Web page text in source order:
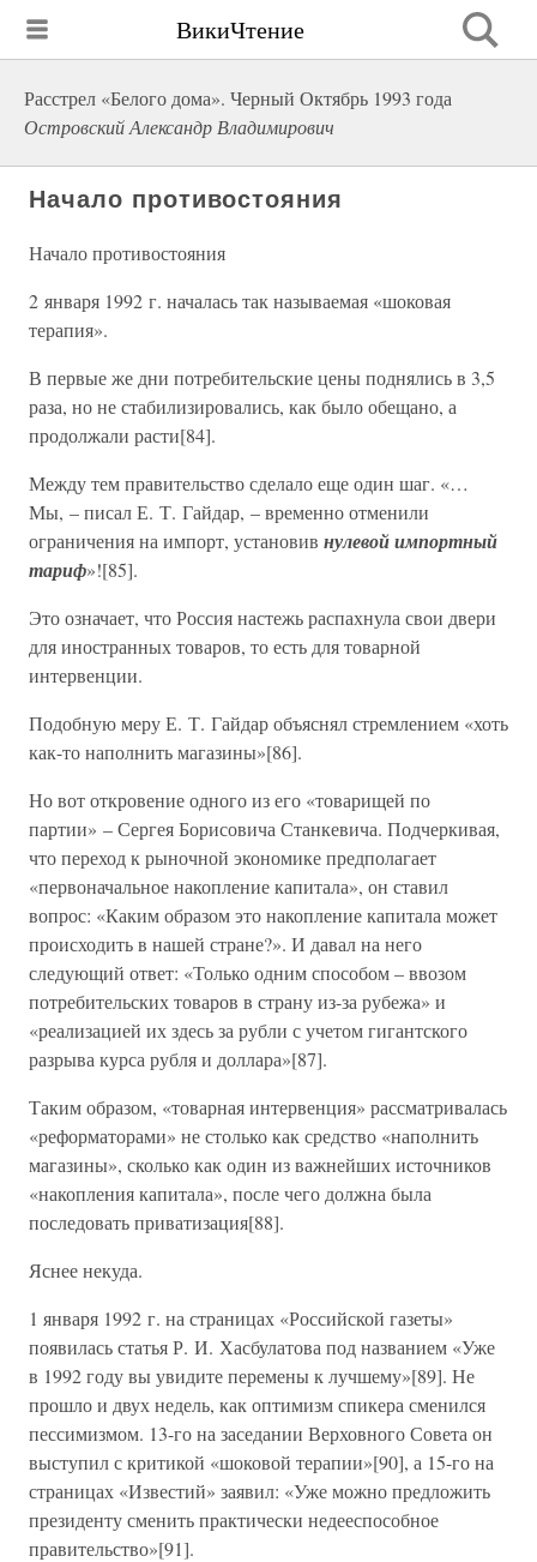
ВикиЧтение
Расстрел «Белого дома». Черный Октябрь 1993 года
Островский Александр Владимирович
Начало противостояния
Начало противостояния
2 января 1992 г. началась так называемая «шоковая
терапия».
В первые же дни потребительские цены поднялись в 3,5
раза, но не стабилизировались, как было обещано, а
продолжали расти[84].
Между тем правительство сделало еще один шаг. «…
Мы, – писал Е. Т. Гайдар, – временно отменили
ограничения на импорт, установив нулевой импортный
тариф»![85].
Это означает, что Россия настежь распахнула свои двери
для иностранных товаров, то есть для товарной
интервенции.
Подобную меру Е. Т. Гайдар объяснял стремлением «хоть
как-то наполнить магазины»[86].
Но вот откровение одного из его «товарищей по
партии» – Сергея Борисовича Станкевича. Подчеркивая,
что переход к рыночной экономике предполагает
«первоначальное накопление капитала», он ставил
вопрос: «Каким образом это накопление капитала может
происходить в нашей стране?». И давал на него
следующий ответ: «Только одним способом – ввозом
потребительских товаров в страну из-за рубежа» и
«реализацией их здесь за рубли с учетом гигантского
разрыва курса рубля и доллара»[87].
Таким образом, «товарная интервенция» рассматривалась
«реформаторами» не столько как средство «наполнить
магазины», сколько как один из важнейших источников
«накопления капитала», после чего должна была
последовать приватизация[88].
Яснее некуда.
1 января 1992 г. на страницах «Российской газеты»
появилась статья Р. И. Хасбулатова под названием «Уже
в 1992 году вы увидите перемены к лучшему»[89]. Не
прошло и двух недель, как оптимизм спикера сменился
пессимизмом. 13-го на заседании Верховного Совета он
выступил с критикой «шоковой терапии»[90], а 15-го на
страницах «Известий» заявил: «Уже можно предложить
президенту сменить практически недееспособное
правительство»[91].